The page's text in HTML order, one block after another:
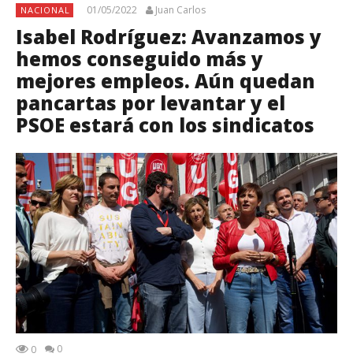
NACIONAL 01/05/2022 Juan Carlos
Isabel Rodríguez: Avanzamos y
hemos conseguido más y
mejores empleos. Aún quedan
pancartas por levantar y el
PSOE estará con los sindicatos
0 0